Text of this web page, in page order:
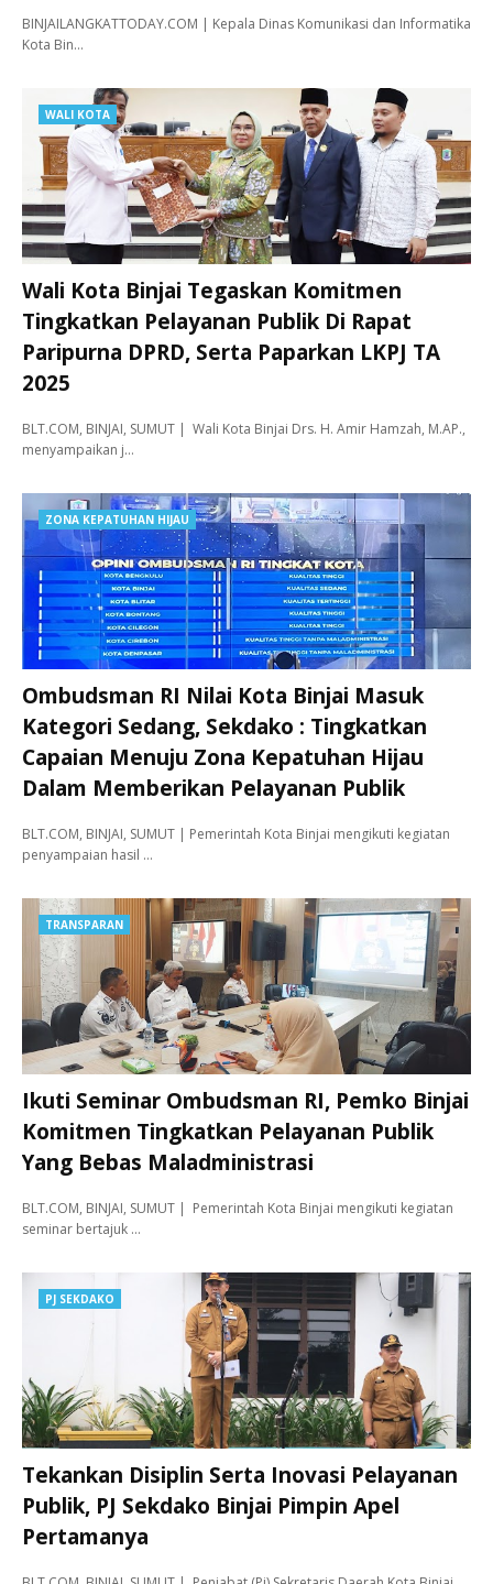
BINJAILANGKATTODAY.COM | Kepala Dinas Komunikasi dan Informatika
Kota Bin…
WALI KOTA
Wali Kota Binjai Tegaskan Komitmen
Tingkatkan Pelayanan Publik Di Rapat
Paripurna DPRD, Serta Paparkan LKPJ TA
2025
BLT.COM, BINJAI, SUMUT | Wali Kota Binjai Drs. H. Amir Hamzah, M.AP.,
menyampaikan j…
ZONA KEPATUHAN HIJAU
Ombudsman RI Nilai Kota Binjai Masuk
Kategori Sedang, Sekdako : Tingkatkan
Capaian Menuju Zona Kepatuhan Hijau
Dalam Memberikan Pelayanan Publik
BLT.COM, BINJAI, SUMUT | Pemerintah Kota Binjai mengikuti kegiatan
penyampaian hasil …
TRANSPARAN
Ikuti Seminar Ombudsman RI, Pemko Binjai
Komitmen Tingkatkan Pelayanan Publik
Yang Bebas Maladministrasi
BLT.COM, BINJAI, SUMUT | Pemerintah Kota Binjai mengikuti kegiatan
seminar bertajuk …
PJ SEKDAKO
Tekankan Disiplin Serta Inovasi Pelayanan
Publik, PJ Sekdako Binjai Pimpin Apel
Pertamanya